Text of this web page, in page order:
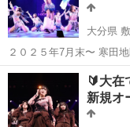
大分県
２０２５年7月末〜 寒田
〝お家の近くでしっか
をコンセプトにしたダン
👣 来年は３回目の発表会
大分 大分市 敷戸駅
🔰大在
新規オ